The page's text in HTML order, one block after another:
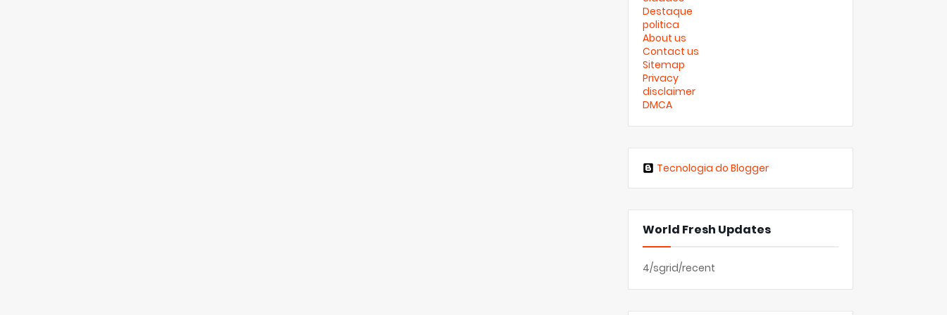
Destaque
politica
About us
Contact us
Sitemap
Privacy
disclaimer
DMCA
Tecnologia do Blogger
World Fresh Updates
4/sgrid/recent